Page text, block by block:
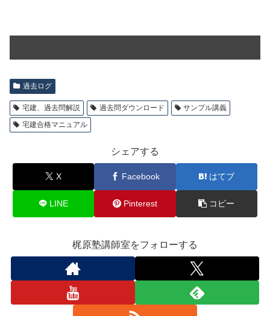
過去ログ
宅建、過去問解説 過去問ダウンロード
サンプル講義
宅建合格マニュアル
シェアする
X Facebook はてブ
LINE Pinterest コピー
梶原塾講師室をフォローする